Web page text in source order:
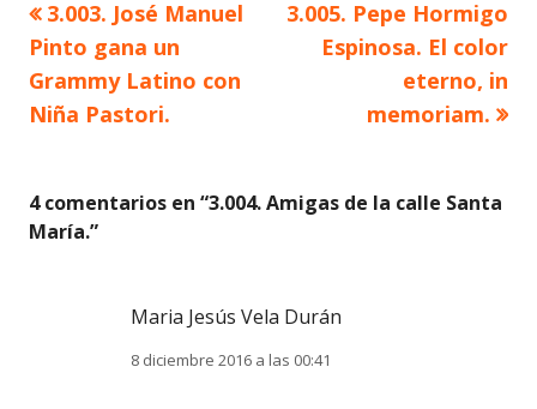
Navegación
de
entradas
Artículo
anterior
3.003. José Manuel
Pinto gana un
Grammy Latino con
Niña Pastori.
Artículo
siguiente
3.005. Pepe Hormigo
Espinosa. El color
eterno, in
memoriam.
4 comentarios en “3.004. Amigas de la calle Santa
María.”
Maria Jesús Vela Durán
8 diciembre 2016 a las 00:41